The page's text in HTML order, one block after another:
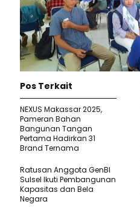
Pos Terkait
NEXUS Makassar 2025,
Pameran Bahan
Bangunan Tangan
Pertama Hadirkan 31
Brand Ternama
Ratusan Anggota GenBI
Sulsel Ikuti Pembangunan
Kapasitas dan Bela
Negara